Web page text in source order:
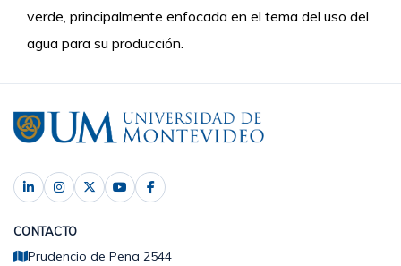
verde, principalmente enfocada en el tema del uso del
agua para su producción.
CONTACTO
Prudencio de Pena 2544